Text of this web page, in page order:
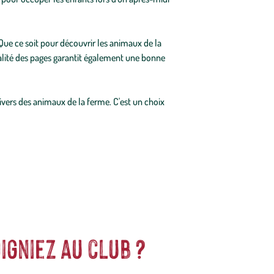
ce soit pour découvrir les animaux de la
des pages garantit également une bonne
des animaux de la ferme. C'est un choix
au club ?